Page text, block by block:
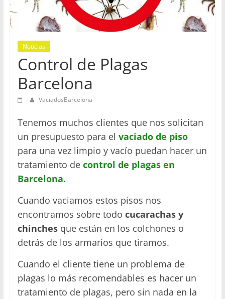
en
Barcelona
Noticias
Control de Plagas
Barcelona
VaciadosBarcelona
Tenemos muchos clientes que nos solicitan
un presupuesto para el vaciado de piso
para una vez limpio y vacío puedan hacer un
tratamiento de control de plagas en
Barcelona.
Cuando vaciamos estos pisos nos
encontramos sobre todo cucarachas y
chinchesque están en los colchones o
detrás de los armarios que tiramos.
Cuando el cliente tiene un problema de
plagas lo más recomendables es hacer un
tratamiento de plagas, pero sin nada en la